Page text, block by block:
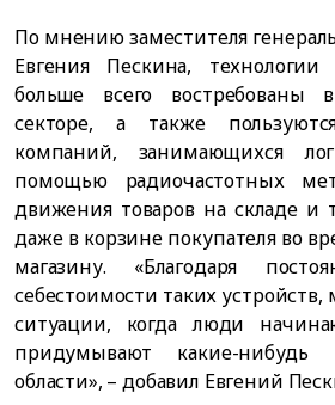
По мнению заместителя
Евгения Пескина,
больше всего востребованы
секторе, а также
компаний, занимающихся
помощью радиочастотных
движения товаров на складе и
даже в корзине покупателя во
магазину. «Благодаря
себестоимости таких
ситуации, когда люди
придумывают какие-
области», – добавил Евгений